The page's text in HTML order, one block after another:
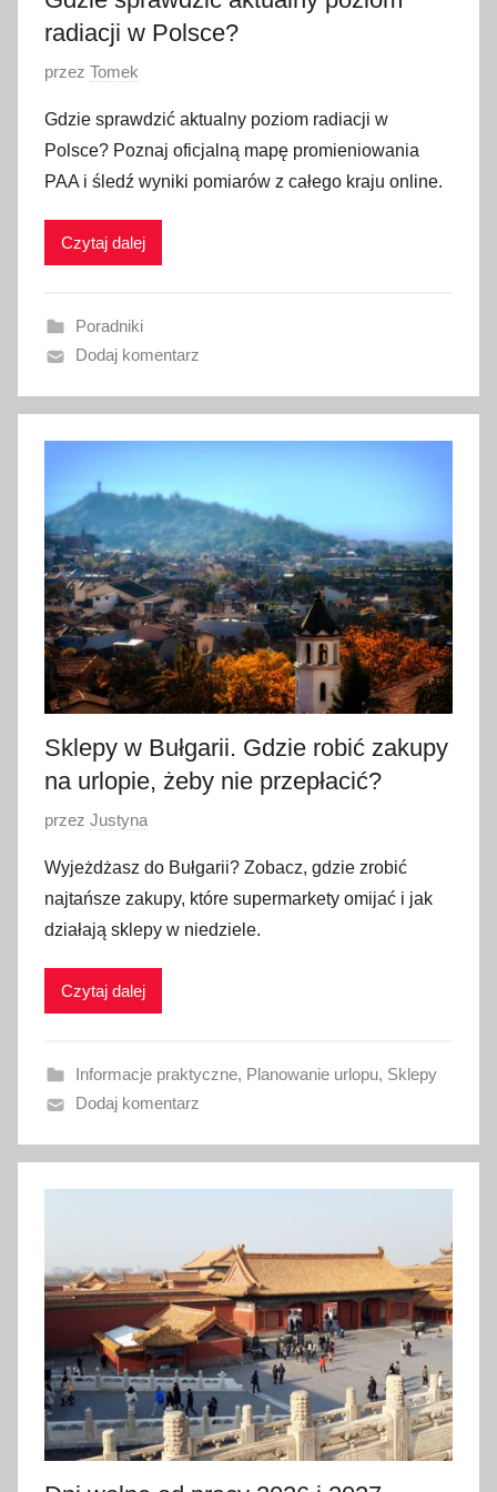
radiacji w Polsce?
O
u
b
l
i
a
n
1
8
p
c
a
2
0
2
6
przez Tomek
Gdzie sprawdzić aktualny poziom radiacji w
Polsce? Poznaj oficjalną mapę promieniowania
PAA i śledź wyniki pomiarów z całego kraju online.
Czytaj dalej
Poradniki
Dodaj komentarz
Sklepy w Bułgarii. Gdzie robić zakupy
na urlopie, żeby nie przepłacić?
O
u
b
l
i
a
n
8
l
c
a
0
2
6
przez Justyna
Wyjeżdżasz do Bułgarii? Zobacz, gdzie zrobić
najtańsze zakupy, które supermarkety omijać i jak
działają sklepy w niedziele.
Czytaj dalej
Informacje praktyczne, Planowanie urlopu, Sklepy
Dodaj komentarz